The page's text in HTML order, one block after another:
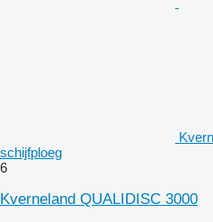
schijfploeg
6
Kverneland QUALIDISC 3000